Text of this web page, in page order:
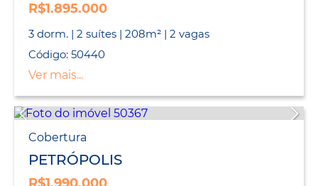
R$1.895.000
3 dorm. | 2 suítes | 208m² | 2 vagas
Código: 50440
Ver mais...
Cobertura
PETRÓPOLIS